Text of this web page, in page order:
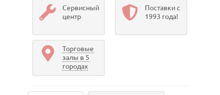
Сервисный
центр
Поставки с
1993 года!
Торговые
залы в 5
городах